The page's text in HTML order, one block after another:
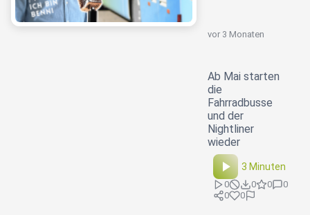
vor 3 Monaten
Ab Mai starten
die
Fahrradbusse
und der
Nightliner
wieder
3 Minuten
0 0 0
0
0
0